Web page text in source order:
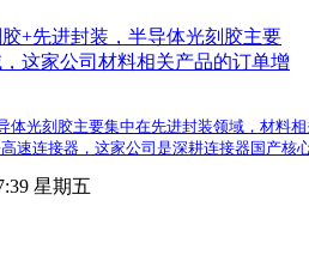
胶+先进封装，半导体光刻胶主要
这家公司材料相关产品的订单增
光刻胶主要集中在先进封装领域，材料
连接器，这家公司是深耕连接器国产核
星期五